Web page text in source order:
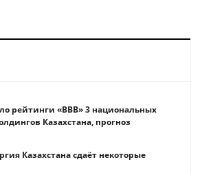
рейтинги «BBB» 3 национальных
Казахстана, прогноз
Казахстана сдаёт некоторые